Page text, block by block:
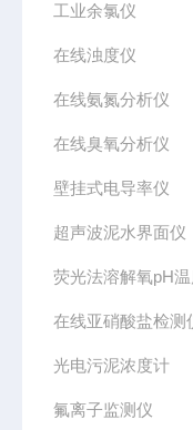
工业余氯仪
在线浊度仪
在线氨氮分析仪
在线臭氧分析仪
壁挂式电导率仪
超声波泥水界面仪
荧光法溶解氧pH
在线亚硝酸盐检测
光电污泥浓度计
氟离子监测仪